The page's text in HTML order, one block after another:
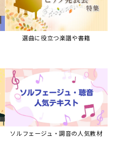
選曲に役立つ楽譜や書籍
ソルフェージュ・調音の人気教材